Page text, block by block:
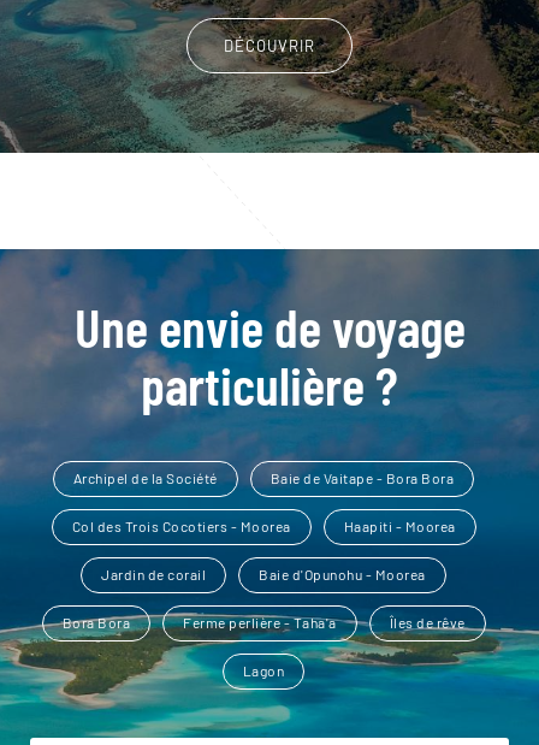
DÉCOUVRIR
Une envie de voyage
particulière ?
Archipel de la Société Baie de Vaitape - Bora Bora
Col des Trois Cocotiers - Moorea Haapiti - Moorea
Jardin de corail Baie d'Opunohu - Moorea
Bora Bora Ferme perlière - Taha'a Îles de rêve
Lagon